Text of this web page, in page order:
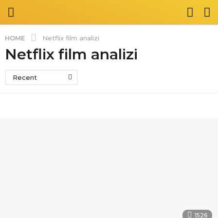
HOME Netflix film analizi
Netflix film analizi
Recent
1526